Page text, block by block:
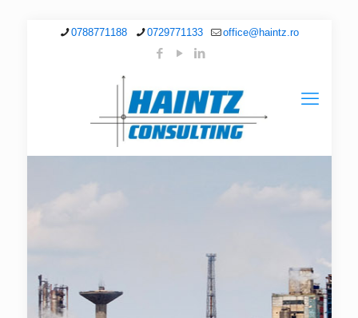
0788771188 0729771133 office@haintz.ro